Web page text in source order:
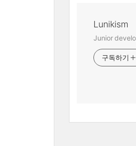
Lunikism
Junior
구독하기